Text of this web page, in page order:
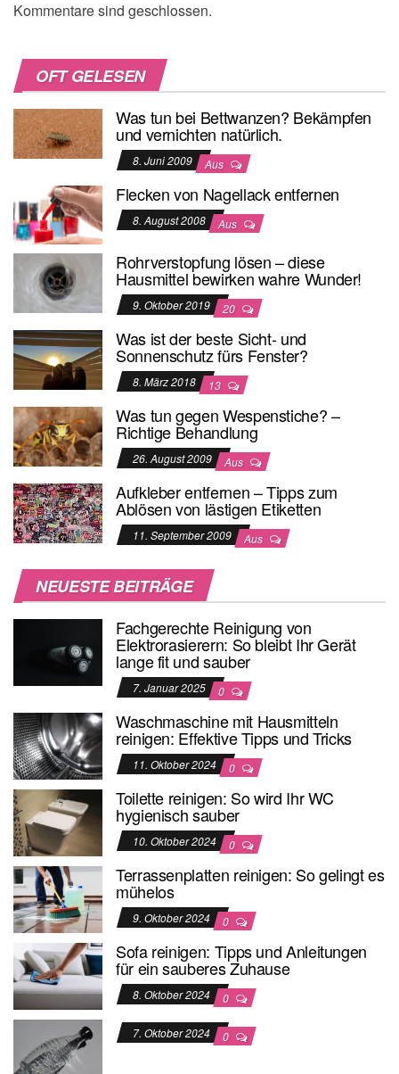
Kommentare sind geschlossen.
OFT GELESEN
Was tun bei Bettwanzen? Bekämpfen
und vernichten natürlich.
8. Juni 2009 Aus
Flecken von Nagellack entfernen
8. August 2008 Aus
Rohrverstopfung lösen – diese
Hausmittel bewirken wahre Wunder!
9. Oktober 2019 20
Was ist der beste Sicht- und
Sonnenschutz fürs Fenster?
8. März 2018 13
Was tun gegen Wespenstiche? –
Richtige Behandlung
26. August 2009 Aus
Aufkleber entfernen – Tipps zum
Ablösen von lästigen Etiketten
11. September 2009 Aus
NEUESTE BEITRÄGE
Fachgerechte Reinigung von
Elektrorasierern: So bleibt Ihr Gerät
lange fit und sauber
7. Januar 2025 0
Waschmaschine mit Hausmitteln
reinigen: Effektive Tipps und Tricks
11. Oktober 2024 0
Toilette reinigen: So wird Ihr WC
hygienisch sauber
10. Oktober 2024 0
Terrassenplatten reinigen: So gelingt es
mühelos
9. Oktober 2024 0
Sofa reinigen: Tipps und Anleitungen
für ein sauberes Zuhause
8. Oktober 2024 0
7. Oktober 2024 0